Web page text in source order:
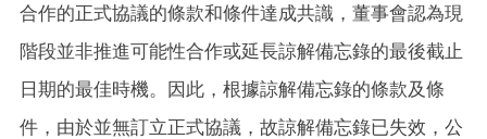
合作的正式協議的條款和條件達成共識，董事會認為現
階段並非推進可能性合作或延長諒解備忘錄的最後截止
日期的最佳時機。因此，根據諒解備忘錄的條款及條
件，由於並無訂立正式協議，故諒解備忘錄已失效，公